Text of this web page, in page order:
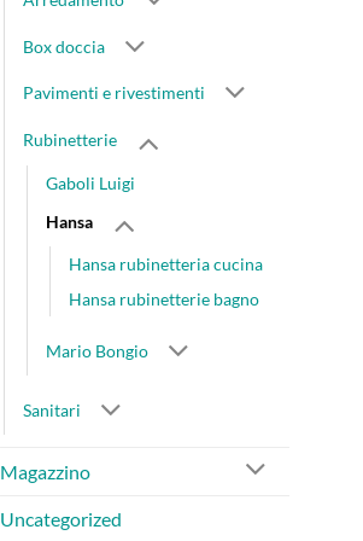
Box doccia
Pavimenti e rivestimenti
Rubinetterie
Gaboli Luigi
Hansa
Hansa rubinetteria cucina
Hansa rubinetterie bagno
Mario Bongio
Sanitari
Magazzino
Uncategorized